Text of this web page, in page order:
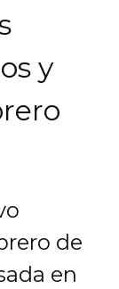
y
de
en